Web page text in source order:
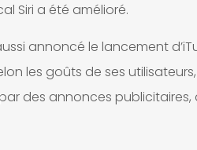
Siri a été amélioré.
annoncé le lancement
les goûts de ses
des annonces